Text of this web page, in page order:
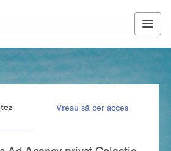
Vreau să cer acces